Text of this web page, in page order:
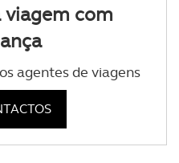
viagem com
agentes de viagens